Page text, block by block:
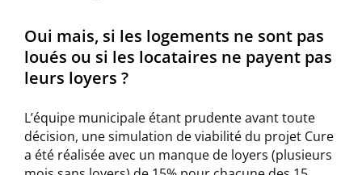
Oui mais, si les logements ne sont pas
loués ou si les locataires ne payent pas
leurs loyers ?
L’équipe municipale étant prudente avant toute
décision, une simulation de viabilité du projet Cure
a été réalisée avec un manque de loyers (plusieurs